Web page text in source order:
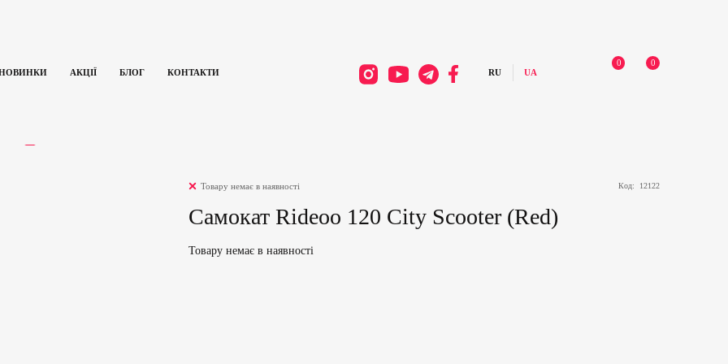
АКЦІЇ БЛОГ КОНТАКТИ
0 0
Товару немає в наявності Код: 12122
Самокат Rideoo 120 City Scooter (Red)
Товару немає в наявності